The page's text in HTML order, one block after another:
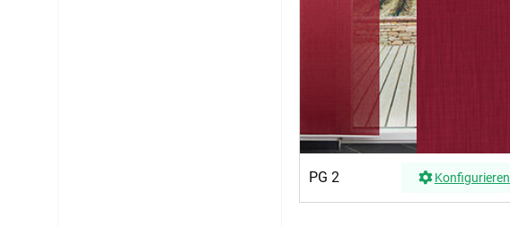
PG 2 Konfigurieren